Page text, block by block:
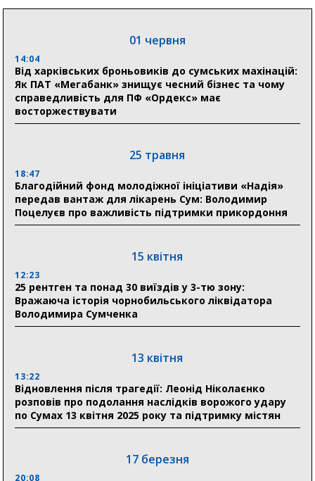
Ніколаєнко: у Сумах погодили 115 компенсацій на
відновлення житла майже на 6,6 млн грн
Сумщини пояснив, як отримати допомогу на зиму
17:52
«Укрексімбанк» припиняє виплату пенсій: у
Пенсійному фонді Сумщини пояснили, що робити
людям
відзнаки «Почесного громадянина міста Суми»
30 липня
Сумська клінічна лікарня Святого Пантелеймона
18:33
Олексій Романько долучився до обговорення Плану
стійкості Сумщини з Прем’єр-міністром
Місто посилює міжнародну співпрацю: Суми
отримали 12 потужних станцій для Пунктів обігріву
01 червня
14:04
Від харківських броньовиків до сумських махінацій:
Як ПАТ «Мегабанк» знищує чесний бізнес та чому
справедливість для ПФ «Ордекс» має
восторжествувати
25 травня
18:47
Благодійний фонд молодіжної ініціативи «Надія»
передав вантаж для лікарень Сум: Володимир
Поцелуєв про важливість підтримки прикордоння
15 квітня
12:23
25 рентген та понад 30 виїздів у 3-тю зону:
Вражаюча історія чорнобильського ліквідатора
Володимира Сумченка
13 квітня
13:22
Відновлення після трагедії: Леонід Ніколаєнко
розповів про подолання наслідків ворожого удару
по Сумах 13 квітня 2025 року та підтримку містян
17 березня
20:08